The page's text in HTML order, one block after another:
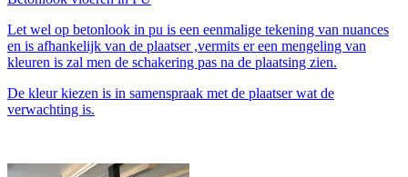
Let wel op betonlook in pu is een eenmalige tekening van nuances
en is afhankelijk van de plaatser ,vermits er een mengeling van
kleuren is zal men de schakering pas na de plaatsing zien.
De kleur kiezen is in samenspraak met de plaatser wat de
verwachting is.